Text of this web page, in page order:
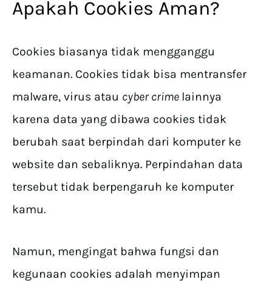
Apakah Cookies Aman?
Cookies biasanya tidak mengganggu
keamanan. Cookies tidak bisa mentransfer
malware, virus atau cyber crime lainnya
karena data yang dibawa cookies tidak
berubah saat berpindah dari komputer ke
website dan sebaliknya. Perpindahan data
tersebut tidak berpengaruh ke komputer
kamu.
Namun, mengingat bahwa fungsi dan
kegunaan cookies adalah menyimpan